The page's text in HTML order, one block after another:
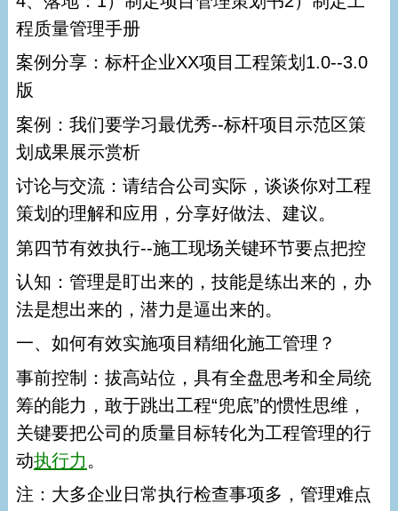
程质量管理手册
案例分享：标杆企业XX项目工程策划1.0--3.0
版
案例：我们要学习最优秀--标杆项目示范区策
划成果展示赏析
讨论与交流：请结合公司实际，谈谈你对工程
策划的理解和应用，分享好做法、建议。
第四节有效执行--施工现场关键环节要点把控
认知：管理是盯出来的，技能是练出来的，办
法是想出来的，潜力是逼出来的。
一、如何有效实施项目精细化施工管理？
事前控制：拔高站位，具有全盘思考和全局统
筹的能力，敢于跳出工程“兜底”的惯性思维，
关键要把公司的质量目标转化为工程管理的行
动执行力 。
注：大多企业日常执行检查事项多，管理难点